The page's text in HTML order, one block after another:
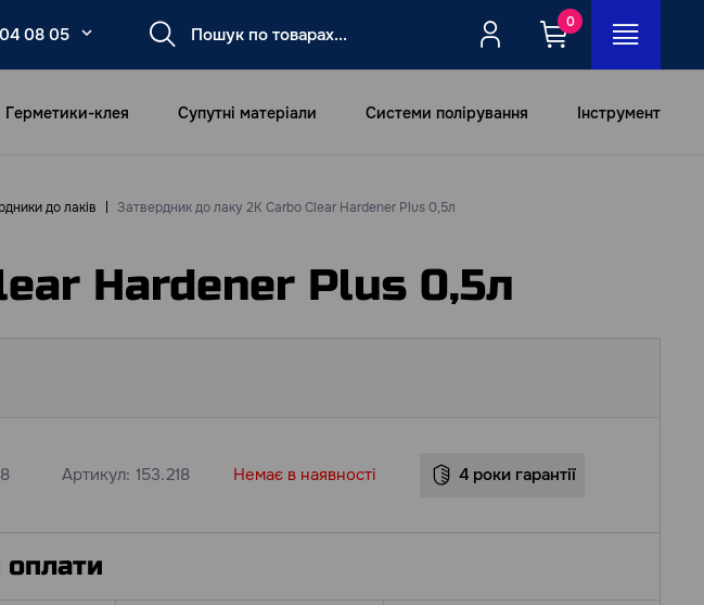
08 05
0
Герметики-клея Супутні матеріали Системи полірування Інструмент
до лаків Затвердник до лаку 2К Carbo Clear Hardener Plus 0,5л
Hardener Plus 0,5л
Артикул: 153.218 Немає в наявності 4 роки гарантії
оплати